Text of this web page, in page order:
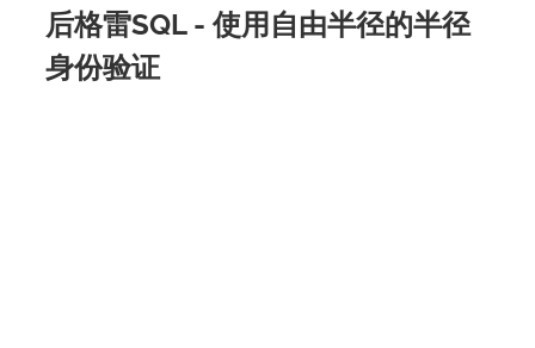
后格雷SQL - 使用自由半径的半径
身份验证